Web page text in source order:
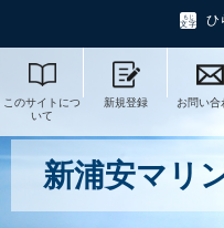
ひ
このサイトにつ
いて
新規登録 お問い合
新浦安マリ